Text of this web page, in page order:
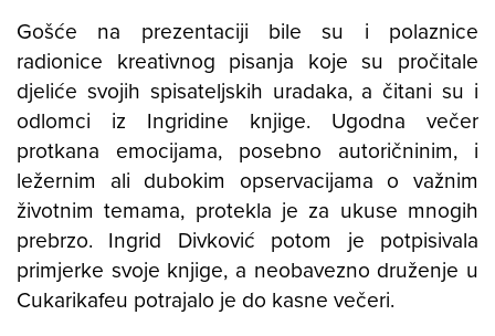
Gošće na prezentaciji bile su i polaznice
radionice kreativnog pisanja koje su pročitale
djeliće svojih spisateljskih uradaka, a čitani su i
odlomci iz Ingridine knjige. Ugodna večer
protkana emocijama, posebno autoričninim, i
ležernim ali dubokim opservacijama o važnim
životnim temama, protekla je za ukuse mnogih
prebrzo. Ingrid Divković potom je potpisivala
primjerke svoje knjige, a neobavezno druženje u
Cukarikafeu potrajalo je do kasne večeri.